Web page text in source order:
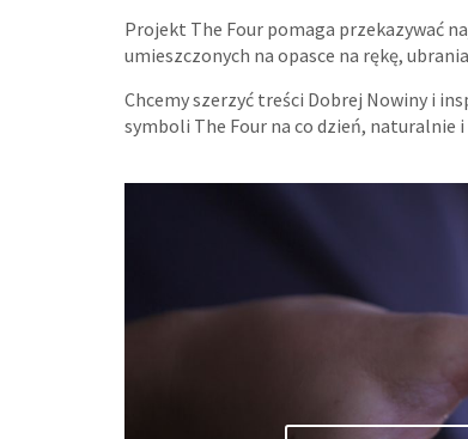
Projekt The Four pomaga przekazywać
umieszczonych na opasce na rękę,
Chcemy szerzyć treści Dobrej Nowiny i
symboli The Four na co dzień, naturalnie i